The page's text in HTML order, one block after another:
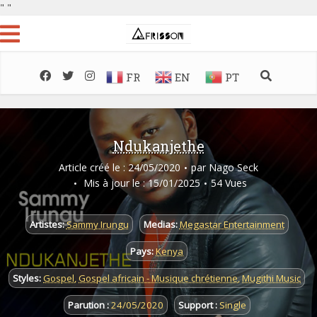
" "
FR EN PT
Ndukanjethe
Article créé le : 24/05/2020 par Nago Seck
Mis à jour le : 15/01/2025
54 Vues
Artistes:Sammy Irungu Medias:Megastar Entertainment
Pays:Kenya
Styles:Gospel,Gospel africain - Musique chrétienne,Mugithi Music
Parution :24/05/2020 Support :Single